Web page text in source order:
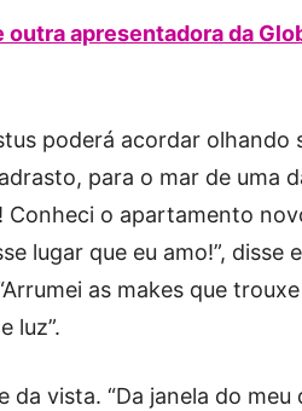
apresentadora da
poderá acordar olhando
para o mar de uma
Conheci o apartamento
lugar que eu amo!”, disse
as makes que
luz”.
vista. “Da janela do meu